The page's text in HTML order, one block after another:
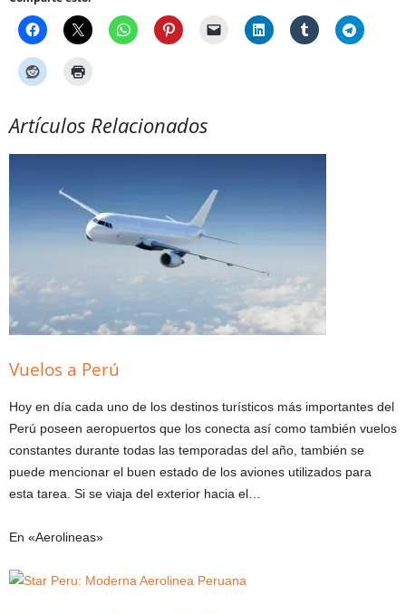
Artículos Relacionados
Vuelos a Perú
Hoy en día cada uno de los destinos turísticos más importantes del
Perú poseen aeropuertos que los conecta así como también vuelos
constantes durante todas las temporadas del año, también se
puede mencionar el buen estado de los aviones utilizados para
esta tarea. Si se viaja del exterior hacia el…
En «Aerolineas»